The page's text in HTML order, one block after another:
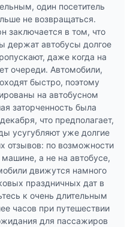
один посетитель
не возвращаться.
заключается в том, что
держат автобусы долгое
даже когда на
очереди. Автомобили,
быстро, поэтому
на автобусном
заторченность была
что предполагает,
усугубляют уже долгие
отзывов: по возможности
а не на автобусе,
движутся намного
праздничных дат в
к очень длительным
часов при путешествии
для пассажиров